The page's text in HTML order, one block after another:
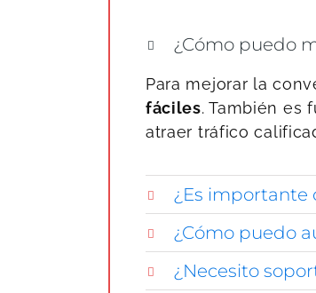
¿Cómo puedo
Para mejorar la
fáciles. También es
atraer tráfico
¿Es importante
¿Cómo puedo
¿Necesito